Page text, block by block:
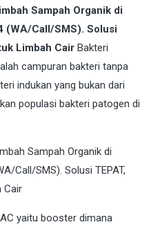
Sampah Organik di
(WA/Call/SMS). Solusi
Limbah Cair Bakteri
campuran bakteri tanpa
indukan yang bukan dari
populasi bakteri patogen di
yaitu booster dimana